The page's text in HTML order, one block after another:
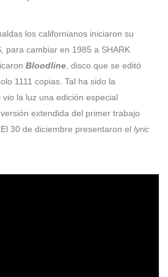
los californianos iniciaron su
para cambiar en 1985 a SHARK
Bloodline , disco que se editó
1111 copias. Tal ha sido la
la luz una edición especial
versión extendida del primer trabajo
30 de diciembre presentaron el lyric